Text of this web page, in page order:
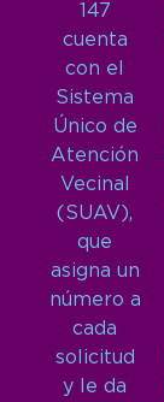
147
cuenta
con el
Sistema
Único de
Atención
Vecinal
(SUAV),
que
asigna un
número a
cada
solicitud
y le da